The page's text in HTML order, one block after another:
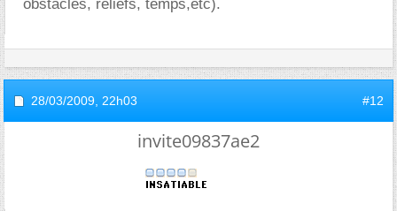
obstacles, reliefs, temps,etc).
28/03/2009, 22h03 #12
invite09837ae2